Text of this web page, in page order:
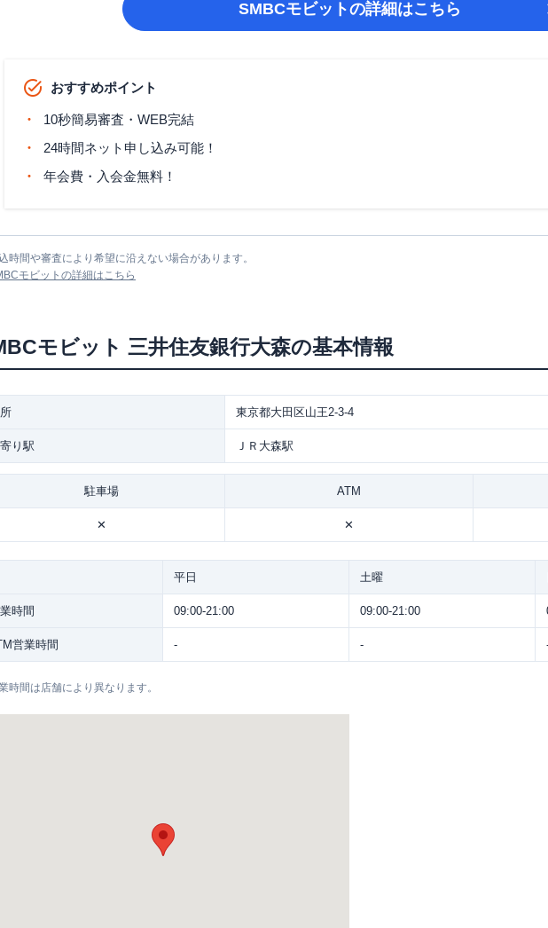
SMBCモビットの詳細はこちら
おすすめポイント
10秒簡易審査・WEB完結
24時間ネット申し込み可能！
年会費・入会金無料！
時間や審査により希望に沿えない場合があります。
モビット の詳細はこちら
モビット 三井住友銀行大森の基本情報
東京都大田区山王2-3-4
り駅 ＪＲ大森駅
駐車場 ATM
✕ ✕
平日 土曜
時間 09:00-21:00 09:00-21:00
営業時間 - -
時間は店舗により異なります。